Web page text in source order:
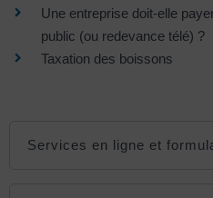
Une entreprise doit-elle
public (ou redevance télé) ?
Taxation des boissons
Services en ligne et